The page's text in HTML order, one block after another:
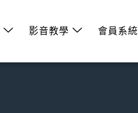
影音教學 會員系統